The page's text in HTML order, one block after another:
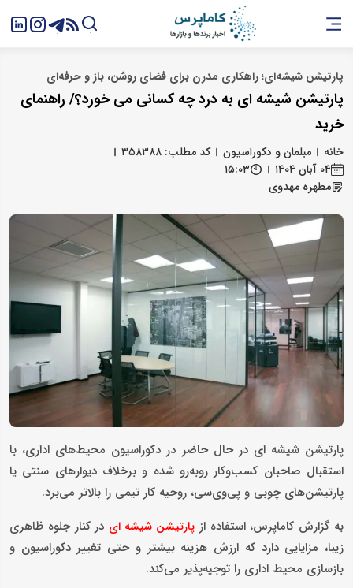
پارتیشن شیشه‌ای؛ راهکاری مدرن برای فضای روشن، باز و حرفه‌ای
پارتیشن شیشه ای به درد چه کسانی می خورد؟/ راهنمای
خرید
خانه مبلمان و دکوراسیون
کد مطلب: ۳۵۸۳۸۸
۰۴ آبان ۱۴۰۴
۱۵:۰۳
مطهره مهدوی
پارتیشن شیشه‌ ای در حال حاضر در دکوراسیون محیط‌های اداری، با
استقبال صاحبان کسب‌وکار روبه‌رو شده و برخلاف دیوارهای سنتی یا
پارتیشن‌های چوبی و پی‌وی‌سی، روحیه کار تیمی را بالاتر می‌برد.
به گزارش کاماپرس، استفاده ازپارتیشن شیشه ای در کنار جلوه ظاهری
زیبا، مزایایی دارد که ارزش هزینه بیشتر و حتی تغییر دکوراسیون و
بازسازی محیط اداری را توجیه‌پذیر می‌کند.